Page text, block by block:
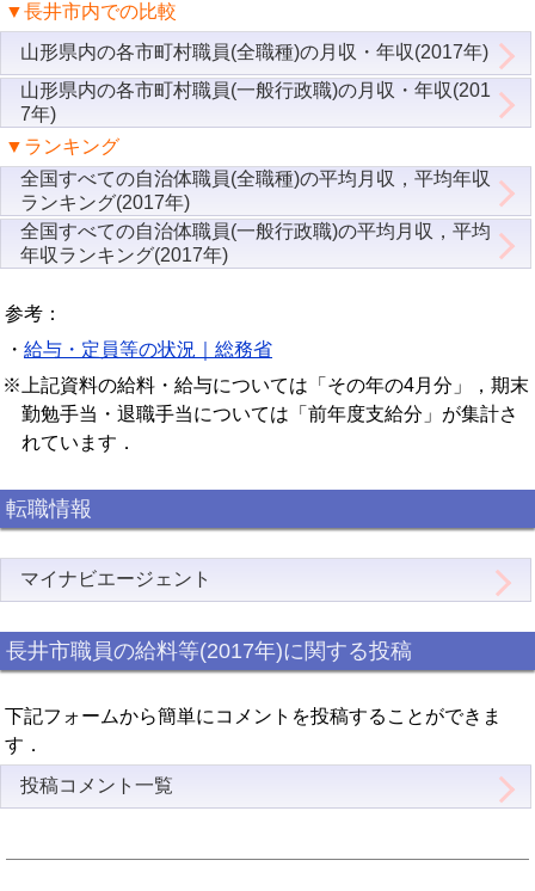
▼長井市内での比較
山形県内の各市町村職員(全職種)の月収・年収(2017年)
山形県内の各市町村職員(一般行政職)の月収・年収(201
7年)
▼ランキング
全国すべての自治体職員(全職種)の平均月収，平均年収
ランキング(2017年)
全国すべての自治体職員(一般行政職)の平均月収，平均
年収ランキング(2017年)
参考：
・ 給与・定員等の状況｜総務省
※上記資料の給料・給与については「その年の4月分」，期末
勤勉手当・退職手当については「前年度支給分」が集計さ
れています．
転職情報
マイナビエージェント
長井市職員の給料等(2017年)に関する投稿
下記フォームから簡単にコメントを投稿することができま
す．
投稿コメント一覧